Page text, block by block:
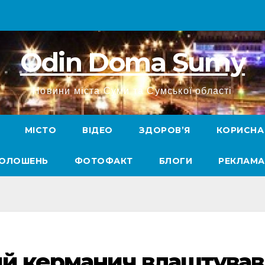
Odin Doma Sumy
Новини міста Суми та Сумської області
МІСТО ВІДЕО ЗДОРОВ’Я КОРИСНА
ФОТОФАКТ БЛОГИ РЕКЛАМА